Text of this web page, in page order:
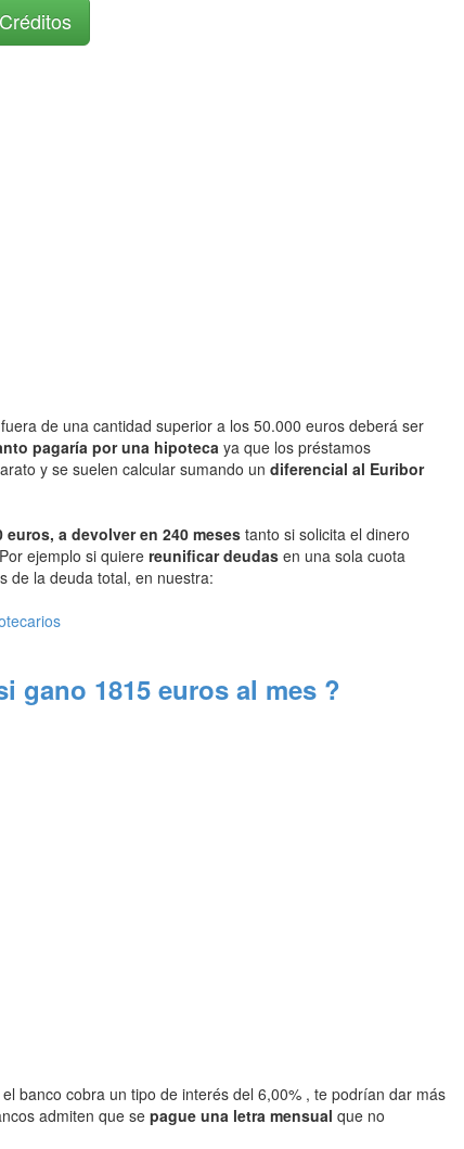
de una cantidad superior a los 50.000 euros deberá ser
pagaría por una hipoteca ya que los préstamos
y se suelen calcular sumando un diferencial al Euribor
euros, a devolver en 240 meses tanto si solicita el dinero
ejemplo si quiere reunificar deudas en una sola cuota
de la deuda total, en nuestra:
gano 1815 euros al mes ?
banco cobra un tipo de interés del 6,00% , te podrían dar más
admiten que se pague una letra mensual que no